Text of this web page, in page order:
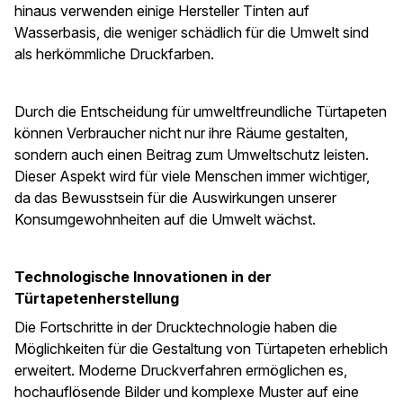
hinaus verwenden einige Hersteller Tinten auf
Wasserbasis, die weniger schädlich für die Umwelt sind
als herkömmliche Druckfarben.
Durch die Entscheidung für umweltfreundliche Türtapeten
können Verbraucher nicht nur ihre Räume gestalten,
sondern auch einen Beitrag zum Umweltschutz leisten.
Dieser Aspekt wird für viele Menschen immer wichtiger,
da das Bewusstsein für die Auswirkungen unserer
Konsumgewohnheiten auf die Umwelt wächst.
Technologische Innovationen in der
Türtapetenherstellung
Die Fortschritte in der Drucktechnologie haben die
Möglichkeiten für die Gestaltung von Türtapeten erheblich
erweitert. Moderne Druckverfahren ermöglichen es,
hochauflösende Bilder und komplexe Muster auf eine